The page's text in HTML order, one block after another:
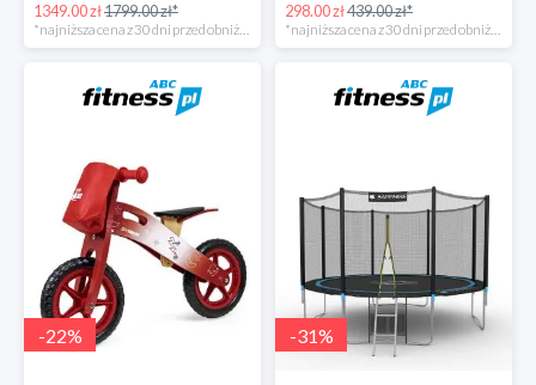
1349.00 zł1799.00 zł*
*najniższa cena z 30 dni przed obniżką
298.00 zł439.00 zł*
*najniższa cena z 30 dni przed obniżką
-22% -31%